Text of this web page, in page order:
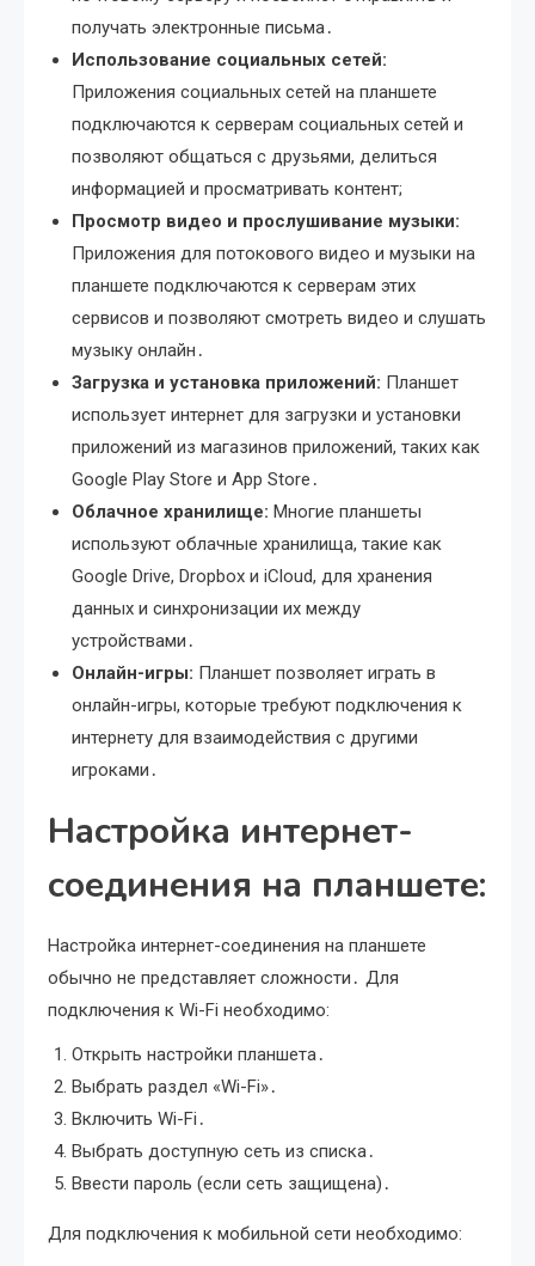
получать электронные письма․
Использование социальных сетей:
Приложения социальных сетей на планшете
подключаются к серверам социальных сетей и
позволяют общаться с друзьями, делиться
информацией и просматривать контент;
Просмотр видео и прослушивание музыки:
Приложения для потокового видео и музыки на
планшете подключаются к серверам этих
сервисов и позволяют смотреть видео и слушать
музыку онлайн․
Загрузка и установка приложений: Планшет
использует интернет для загрузки и установки
приложений из магазинов приложений, таких как
Google Play Store и App Store․
Облачное хранилище: Многие планшеты
используют облачные хранилища, такие как
Google Drive, Dropbox и iCloud, для хранения
данных и синхронизации их между
устройствами․
Онлайн-игры: Планшет позволяет играть в
онлайн-игры, которые требуют подключения к
интернету для взаимодействия с другими
игроками․
Настройка интернет-
соединения на планшете:
Настройка интернет-соединения на планшете
обычно не представляет сложности․ Для
подключения к Wi-Fi необходимо:
Открыть настройки планшета․
Выбрать раздел «Wi-Fi»․
Включить Wi-Fi․
Выбрать доступную сеть из списка․
Ввести пароль (если сеть защищена)․
Для подключения к мобильной сети необходимо: